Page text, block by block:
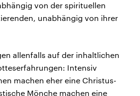
von der spirituellen
unabhängig von ihrer
allenfalls auf der inhaltlichen
Intensiv
machen eher eine Christus-
Mönche machen eine